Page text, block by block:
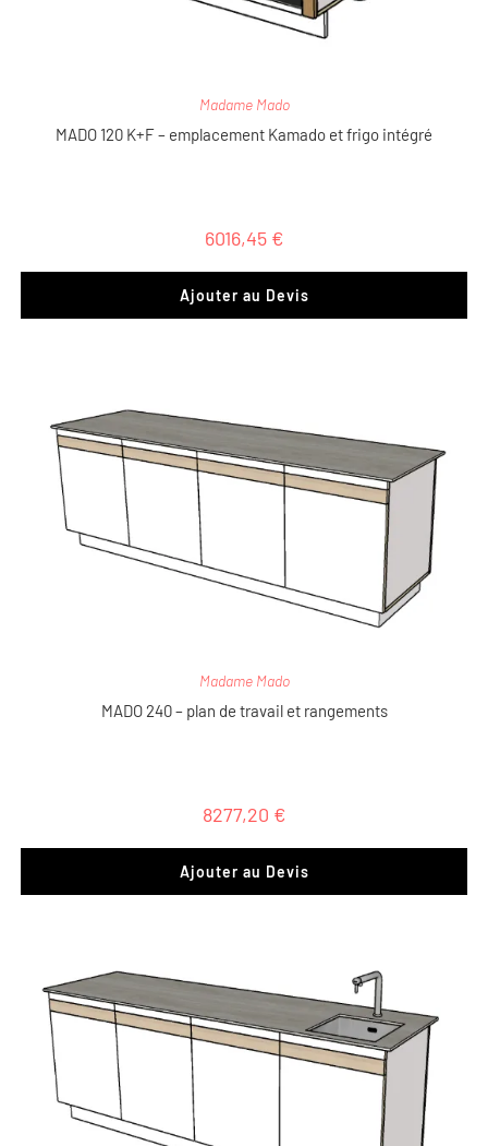
Madame Mado
MADO 120 K+F – emplacement Kamado et frigo intégré
6016,45 €
Ajouter au Devis
Madame Mado
MADO 240 – plan de travail et rangements
8277,20 €
Ajouter au Devis